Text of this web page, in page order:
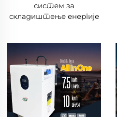
систем за
складиштење енергије